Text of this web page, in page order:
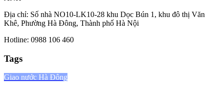
Địa chỉ: Số nhà NO10-LK10-28 khu Dọc Bún 1, khu đô thị Văn
Khê, Phường Hà Đông, Thành phố Hà Nội
Hotline: 0988 106 460
Tags
Giao nước Hà Đông